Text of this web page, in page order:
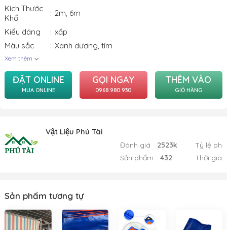
Kích Thước
Khổ
2m, 6m
Kiểu dáng
xấp
Màu sắc
Xanh dương, tím
Xem thêm
ĐẶT ONLINE
MUA ONLINE
GỌI NGAY
0968.980.930
THÊM VÀO
GIỎ HÀNG
Vật Liệu Phú Tài
Đánh giá
2523k
Sản phẩm
432
Tỷ lệ
Thời
Sản phẩm tương tự